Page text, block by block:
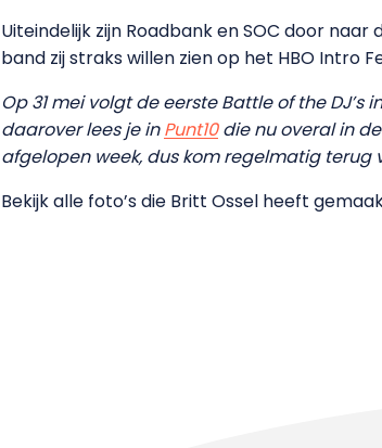
Uiteindelijk zijn Roadbank en SOC door
band zij straks willen zien op het HBO Intro
Op 31 mei volgt de eerste Battle of the DJ’s
daarover lees je inPunt10die nu overal in
afgelopen week, dus kom regelmatig terug
Bekijk alle foto’s die Britt Ossel heeft